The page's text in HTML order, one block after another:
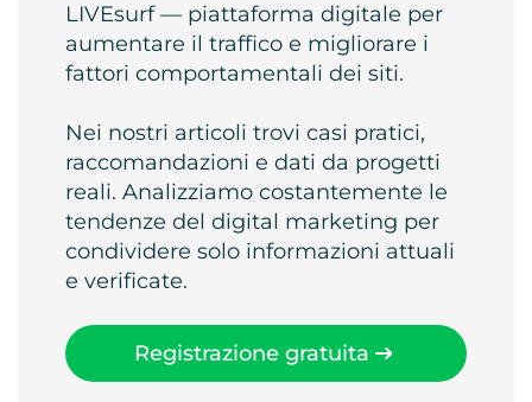
LIVEsurf — piattaforma digitale per
aumentare il traffico e migliorare i
fattori comportamentali dei siti.
Nei nostri articoli trovi casi pratici,
raccomandazioni e dati da progetti
reali. Analizziamo costantemente le
tendenze del digital marketing per
condividere solo informazioni attuali
e verificate.
Registrazione gratuita